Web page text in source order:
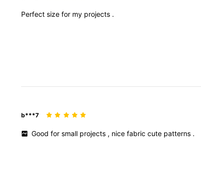
Perfect size for my projects .
b***7
Goodforsmall projects , nicefabriccute patterns .